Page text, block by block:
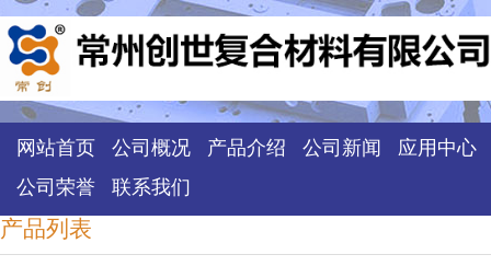
网站首页 公司概况 产品介绍 公司新闻
应用中心
公司荣誉
联系我们
产品列表